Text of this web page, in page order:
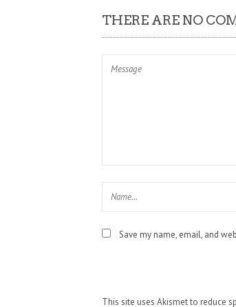
THERE ARE NO
Save my name, email, and
This site uses Akismet to reduce